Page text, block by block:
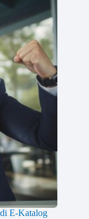
E-Katalog